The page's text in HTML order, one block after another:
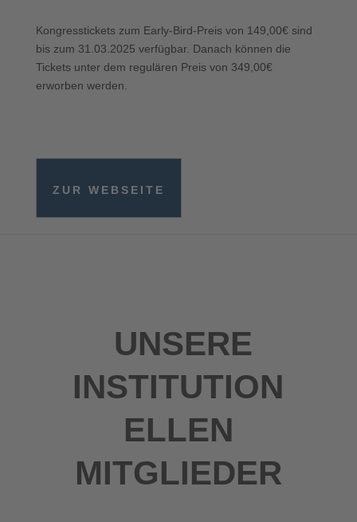
Kongresstickets zum Early-Bird-Preis von 149,00€ sind
bis zum 31.03.2025 verfügbar. Danach können die
Tickets unter dem regulären Preis von 349,00€
erworben werden.
ZUR WEBSEITE
UNSERE
INSTITUTION
ELLEN
MITGLIEDER